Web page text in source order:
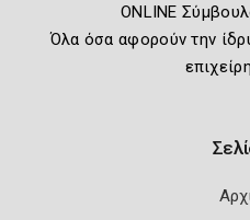
ONLINE
Όλα όσα αφορούν την